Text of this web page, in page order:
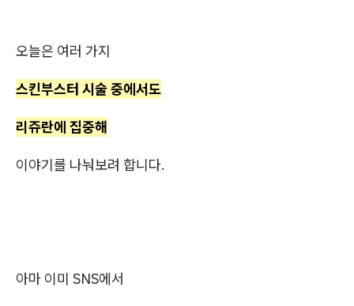
오늘은 여러 가지
스킨부스터 시술 중에서도
리쥬란에 집중해
이야기를 나눠보려 합니다.
아마 이미 SNS에서